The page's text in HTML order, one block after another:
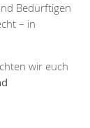
Bedürftigen
– in
wir euch